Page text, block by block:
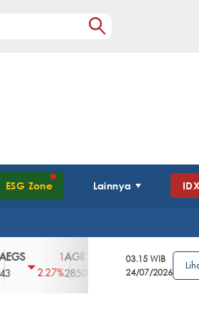
ESG Zone Lainnya
2.27%2850
3.39%
AGRO
4
2.63%
AGRS
62
03.15 WIB
24/07/2026